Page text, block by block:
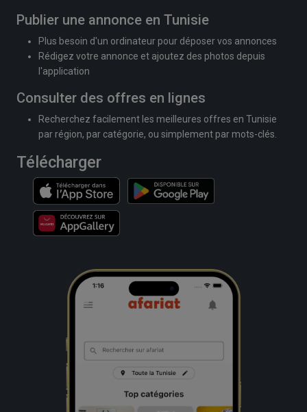
Publier une annonce en Tunisie
Plus besoin d'un ordinateur pour déposer vos annonces
Rédigez votre annonce et ajoutez des photos depuis
l'application
Consulter des offres en lignes
Recherchez facilement les meilleures offres en Tunisie
par région, par catégorie, ou simplement par mots-clés.
Télécharger